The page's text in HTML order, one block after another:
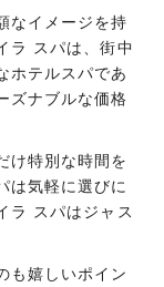
なイメージを持
ラ スパは、街中
ホテルスパであ
ズナブルな価格
け特別な時間を
は気軽に選びに
ラ スパはジャス
も嬉しいポイン